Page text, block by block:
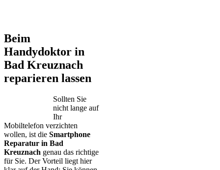
Beim
Handydoktor in
Bad Kreuznach
reparieren lassen
Sollten Sie
nicht lange auf
Ihr
Mobiltelefon verzichten
wollen, ist die Smartphone
Reparatur in Bad
Kreuznach genau das richtige
für Sie. Der Vorteil liegt hier